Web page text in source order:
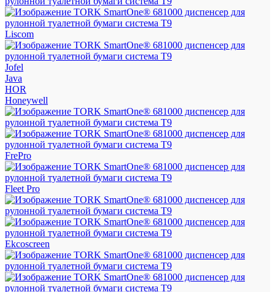
Liscom
Jofel
Java
HOR
Honeywell
FrePro
Fleet Pro
Ekcoscreen